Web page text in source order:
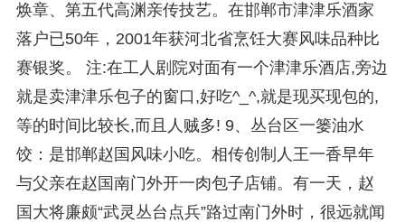
焕章、第五代高渊亲传技艺。在邯郸市津津乐酒家
落户已50年，2001年获河北省烹饪大赛风味品种比
赛银奖。 注:在工人剧院对面有一个津津乐酒店,旁边
就是卖津津乐包子的窗口,好吃^_^,就是现买现包的,
等的时间比较长,而且人贼多! 9、丛台区一篓油水
饺：是邯郸赵国风味小吃。相传创制人王一香早年
与父亲在赵国南门外开一肉包子店铺。有一天，赵
国大将廉颇“武灵丛台点兵”路过南门外时，很远就闻